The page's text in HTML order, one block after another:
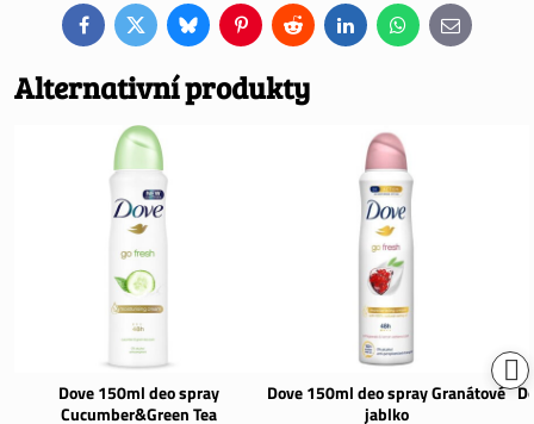
FacebookTwitterBlueskyPinterestReddit LinkedInWhatsApp
E-
mail
Alternativní produkty
Dove 150ml deo spray
Cucumber&Green Tea
Dove 150ml deo spray Granátové
jablko